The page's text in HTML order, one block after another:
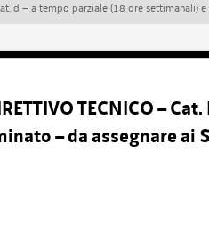
e indeterminato – da assegnare ai servizi tecnici
TECNICO – Cat.
– da assegnare ai